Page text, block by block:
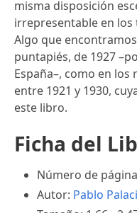
misma disposición
irrepresentable en
Algo que
puntapiés, de 1927
España–, como en
entre 1921 y 1930,
este libro.
Ficha del
Número de
Autor: Pablo